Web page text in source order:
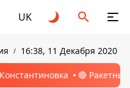
UK
16:38, 11 Декабря 2020
🔴